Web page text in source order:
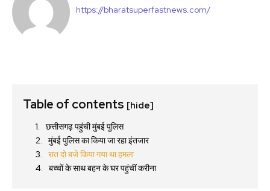
https://bharatsuperfastnews.com/
Table of contents [hide]
छत्तीसगढ़ पहुंची मुंबई पुलिस
मुंबई पुलिस का किया जा रहा इंतजार
रात दो बजे किया गया था हमला
बच्चों के साथ बहन के घर पहुंचीं करीना